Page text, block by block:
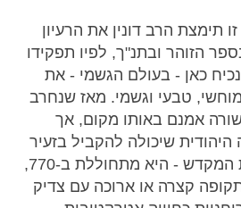
תימצת הרב דונין את הרעיון
הזוהר ובתנ"ך, לפיו תפקידו
כאן - בעולם הגשמי - את
טבעי וגשמי. מאז שנחרב
אמנם באותו מקום, אך
היהודית שיכולה להקביל בזעיר
אנפין לזו שהיתה בבית המקדש - היא מתחוללת ב-770,
קצרה או ארוכה עם צדיק